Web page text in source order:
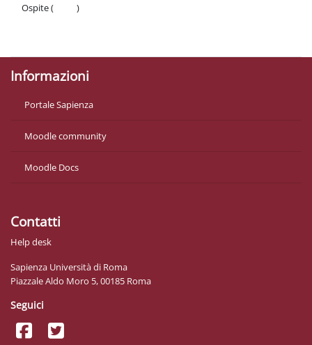
Ospite (
)
Informazioni
Portale Sapienza
Moodle community
Moodle Docs
Contatti
Help desk
Sapienza Università di Roma
Piazzale Aldo Moro 5, 00185 Roma
Seguici